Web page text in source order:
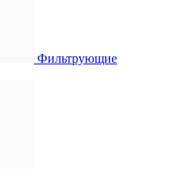
Фильтрующие